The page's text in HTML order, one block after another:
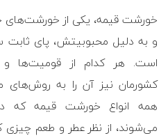
خورشت قیمه، یکی از خورشت‌های
و به دلیل محبوبیتش، پای ثابت
است. هر کدام از قومیت‌ها و
کشورمان نیز آن را به
همه انواع خورشت قیمه که
می‌شوند، از نظر عطر و طعم چیزی